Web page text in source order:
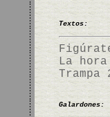
Textos:
La
Trampa
Galardones: